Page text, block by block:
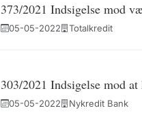
373/2021 Indsigelse mod
05-05-2022 Totalkredit
303/2021 Indsigelse mod
05-05-2022 Nykredit Bank